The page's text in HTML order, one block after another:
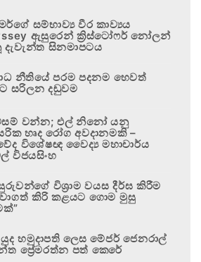
සම්භාව්‍ය වීර කාව්‍යය
ඇසුරෙන් ක්‍රිස්ටෝෆර් නෝලන්
දැවැන්ත සිනමාපටය
නීතියේ පරම පදනම හෙවත්
සරිලන දඬුවම
වන්න; එල් නිනෝ යනු
හෘද රෝග අවදානමකි –
විශේෂඥ වෛද්‍ය මහාචාර්ය
විජයසිංහ
විශ්‍රාම වයස දීර්ඝ කිරීම
කිරි කළයට ගොම මුසු
හමුදාපති ලෙස මේජර් ජෙනරාල්
ප්‍රේමරත්න පත් කෙරේ